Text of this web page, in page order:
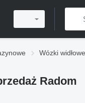
Wózki widłowe
Radom